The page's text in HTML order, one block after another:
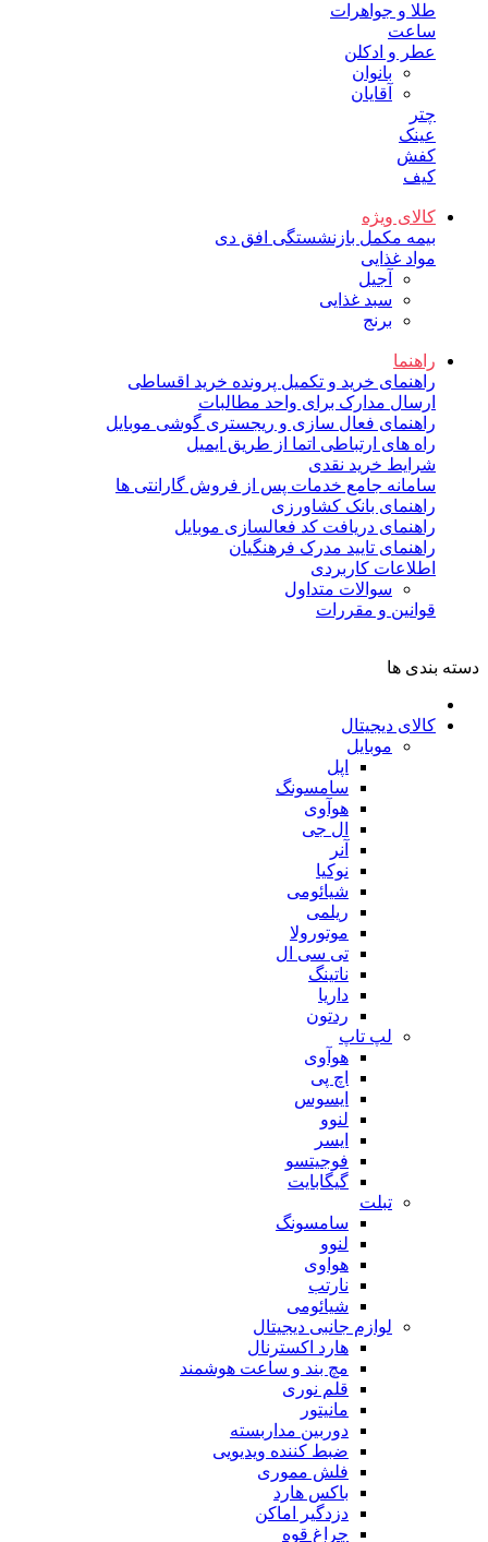
طلا و جواهرات
ساعت
عطر و ادکلن
بانوان
آقایان
چتر
عینک
کفش
کیف
کالای ویژه
بیمه مکمل بازنشستگی افق دی
مواد غذایی
آجیل
سبد غذایی
برنج
راهنما
راهنمای خرید و تکمیل پرونده خرید اقساطی
ارسال مدارک برای واحد مطالبات
راهنمای فعال سازی و ریجستری گوشی موبایل
راه های ارتباطی اتما از طریق ایمیل
شرایط خرید نقدی
سامانه جامع خدمات پس از فروش گارانتی ها
راهنمای بانک کشاورزی
راهنمای دریافت کد فعالسازی موبایل
راهنمای تایید مدرک فرهنگیان
اطلاعات کاربردی
سوالات متداول
قوانین و مقررات
دسته بندی ها
کالای دیجیتال
موبایل
اپل
سامسونگ
هوآوی
ال جی
آنر
نوکیا
شیائومی
ریلمی
موتورولا
تی سی ال
ناتینگ
داریا
ردتون
لپ تاپ
هوآوی
اچ پی
ایسوس
لنوو
ایسر
فوجیتسو
گیگابایت
تبلت
سامسونگ
لنوو
هواوی
نارتب
شیائومی
لوازم جانبی دیجیتال
هارد اکسترنال
مچ بند و ساعت هوشمند
قلم نوری
مانیتور
دوربین مداربسته
ضبط کننده ویدیویی
فلش مموری
باکس هارد
دزدگیر اماکن
چراغ قوه